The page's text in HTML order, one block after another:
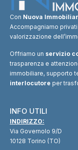
Con Nuova
Accompagniamo
valorizzazione
Offriamo un servizio
trasparenza e
immobiliare, supporto
interlocutore per
INFO UTILI
INDIRIZZO:
Via Governolo 9/D
10128 Torino (TO)